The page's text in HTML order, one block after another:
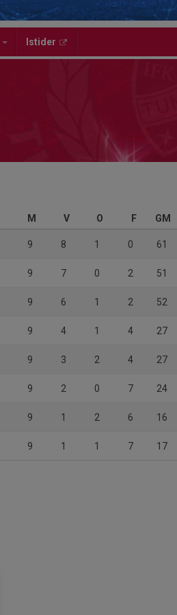
Istider
M V O F GM
9 8 1 0 61
9 7 0 2 51
9 6 1 2 52
9 4 1 4 27
9 3 2 4 27
9 2 0 7 24
9 1 2 6 16
9 1 1 7 17